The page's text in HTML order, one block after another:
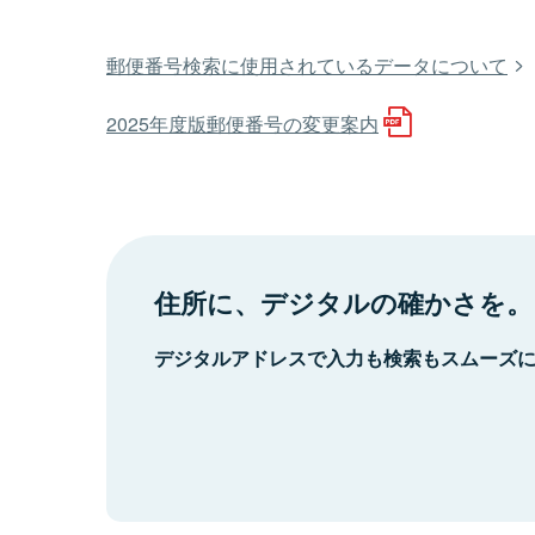
郵便番号検索に使用されているデータについて
2025年度版郵便番号の変更案内
住所に、デジタルの確かさを。
デジタルアドレスで入力も検索もスムーズ